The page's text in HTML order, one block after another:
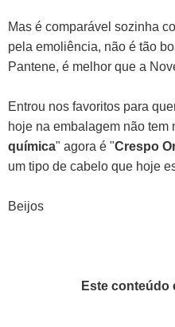
Mas é comparável sozinha
pela emoliência, não é tão
Pantene, é melhor que a
Entrou nos favoritos para
hoje na embalagem não tem
química" agora é "Crespo
um tipo de cabelo que hoje
Beijos
Este conteúdo